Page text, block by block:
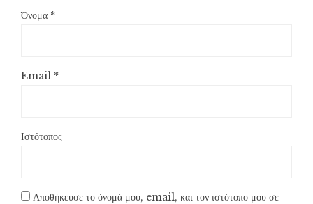
Όνομα *
Email *
Ιστότοπος
Αποθήκευσε το όνομά μου, email, και τον ιστότοπο μου σε